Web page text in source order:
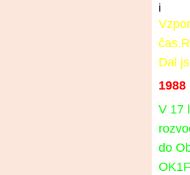
i
Dal
1988
V 17
do